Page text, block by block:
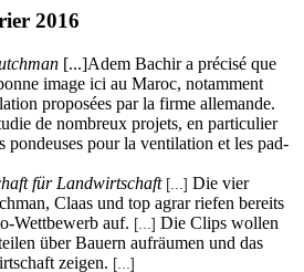
2016
[...]Adem Bachir a précisé que
image ici au Maroc, notamment
proposées par la firme allemande.
de nombreux projets, en particulier
pondeuses pour la ventilation et les pad-
für Landwirtschaft [...] Die vier
Claas und top agrar riefen bereits
Wettbewerb auf. [...] Die Clips wollen
über Bauern aufräumen und das
zeigen. [...]